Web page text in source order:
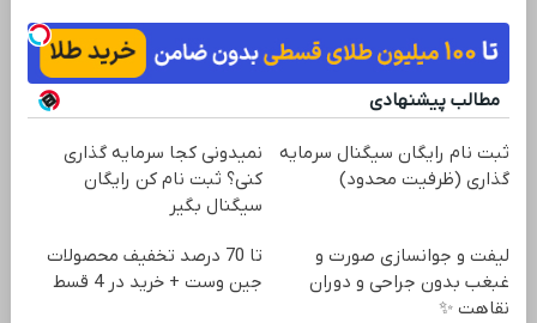
مطالب پیشنهادی
ثبت نام رایگان سیگنال سرمایه
گذاری (ظرفیت محدود)
نمیدونی کجا سرمایه گذاری
کنی؟ ثبت نام کن رایگان
سیگنال بگیر
لیفت و جوانسازی صورت و
غبغب بدون جراحی و دوران
نقاهت ✨
تا 70 درصد تخفیف محصولات
جین وست + خرید در 4 قسط